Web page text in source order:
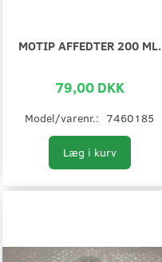
MOTIP AFFEDTER 200 ML.
79,00 DKK
Model/varenr.: 7460185
Læg i kurv